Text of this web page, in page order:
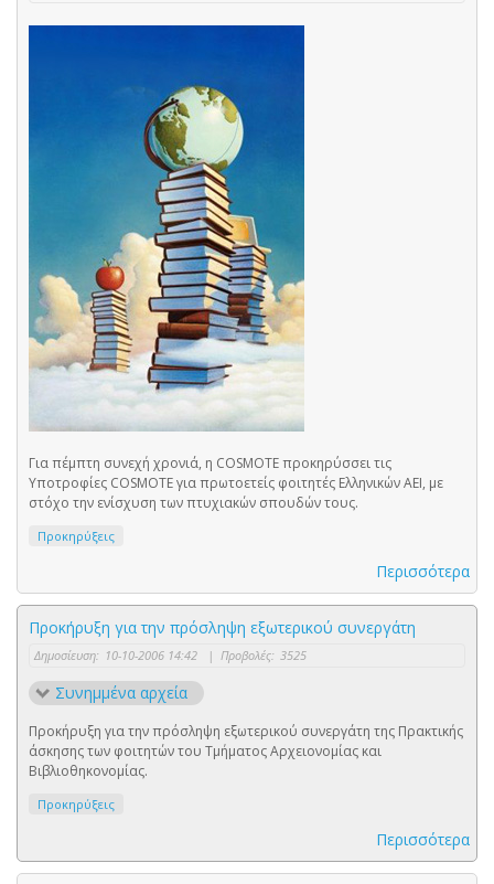
Για πέμπτη συνεχή χρονιά, η COSMOTE προκηρύσσει τις
Υποτροφίες COSMOTE για πρωτοετείς φοιτητές Ελληνικών ΑΕΙ, με
στόχο την ενίσχυση των πτυχιακών σπουδών τους.
Προκηρύξεις
Περισσότερα
Προκήρυξη για την πρόσληψη εξωτερικού συνεργάτη
Δημοσίευση: 10-10-2006 14:42 | Προβολές: 3525
Συνημμένα αρχεία
Προκήρυξη για την πρόσληψη εξωτερικού συνεργάτη της Πρακτικής
άσκησης των φοιτητών του Τμήματος Αρχειονομίας και
Βιβλιοθηκονομίας.
Προκηρύξεις
Περισσότερα